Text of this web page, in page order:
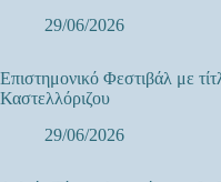
29/06/2026
Επιστημονικό Φεστιβάλ με
Καστελλόριζου
29/06/2026